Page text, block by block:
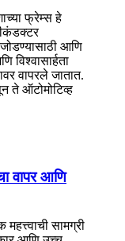
फ्रेम्स हे
आणि
विश्वासार्हता
वापरले जातात.
ते ऑटोमोटिव्ह
वापर आणि
सामग्री